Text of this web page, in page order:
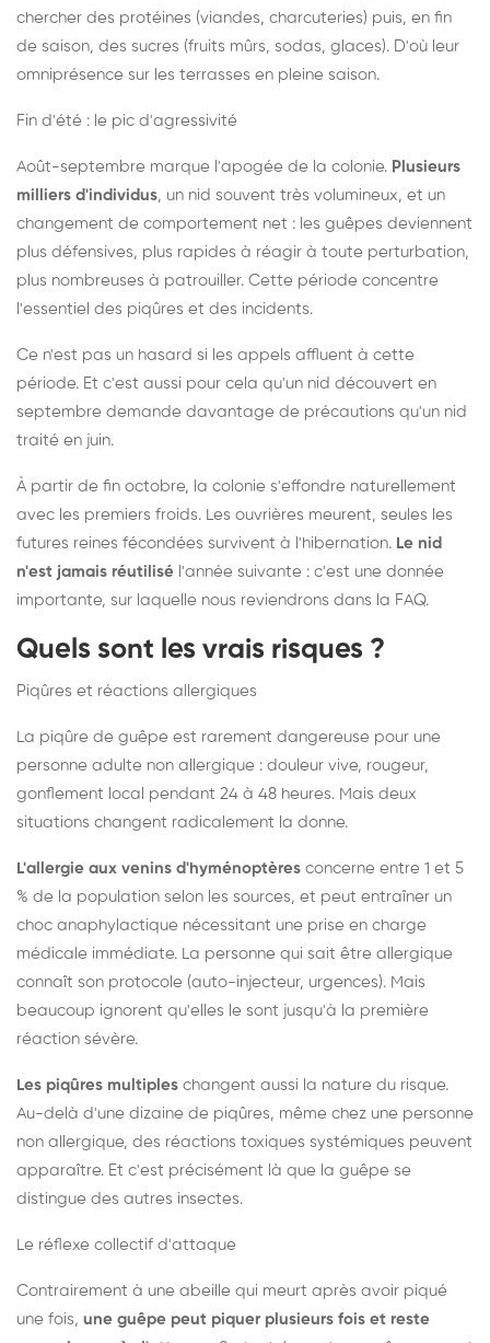
chercher des protéines (viandes, charcuteries) puis, en fin
de saison, des sucres (fruits mûrs, sodas, glaces). D'où leur
omniprésence sur les terrasses en pleine saison.
Fin d'été : le pic d'agressivité
Août-septembre marque l'apogée de la colonie. Plusieurs
milliers d'individus, un nid souvent très volumineux, et un
changement de comportement net : les guêpes deviennent
plus défensives, plus rapides à réagir à toute perturbation,
plus nombreuses à patrouiller. Cette période concentre
l'essentiel des piqûres et des incidents.
Ce n'est pas un hasard si les appels affluent à cette
période. Et c'est aussi pour cela qu'un nid découvert en
septembre demande davantage de précautions qu'un nid
traité en juin.
À partir de fin octobre, la colonie s'effondre naturellement
avec les premiers froids. Les ouvrières meurent, seules les
futures reines fécondées survivent à l'hibernation. Le nid
n'est jamais réutilisé l'année suivante : c'est une donnée
importante, sur laquelle nous reviendrons dans la FAQ.
Quels sont les vrais risques ?
Piqûres et réactions allergiques
La piqûre de guêpe est rarement dangereuse pour une
personne adulte non allergique : douleur vive, rougeur,
gonflement local pendant 24 à 48 heures. Mais deux
situations changent radicalement la donne.
L'allergie aux venins d'hyménoptères concerne entre 1 et 5
% de la population selon les sources, et peut entraîner un
choc anaphylactique nécessitant une prise en charge
médicale immédiate. La personne qui sait être allergique
connaît son protocole (auto-injecteur, urgences). Mais
beaucoup ignorent qu'elles le sont jusqu'à la première
réaction sévère.
Les piqûres multiples changent aussi la nature du risque.
Au-delà d'une dizaine de piqûres, même chez une personne
non allergique, des réactions toxiques systémiques peuvent
apparaître. Et c'est précisément là que la guêpe se
distingue des autres insectes.
Le réflexe collectif d'attaque
Contrairement à une abeille qui meurt après avoir piqué
une fois, une guêpe peut piquer plusieurs fois et reste